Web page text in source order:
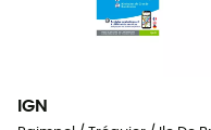
IGN